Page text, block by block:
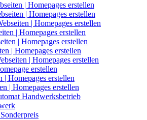
| Homepages erstellen
| Homepages erstellen
| Homepages erstellen
| Homepages erstellen
| Homepages erstellen
| Homepages erstellen
| Homepages erstellen
erstellen
| Homepages erstellen
| Homepages erstellen
Handwerksbetrieb